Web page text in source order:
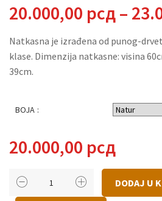
20.000,00 рсд–
Natkasna je izrađena od punog-
klase. Dimenzija natkasne: visina
39cm.
BOJA :
20.000,00 рсд
NATKASNA
EGIPAT
DODAJ U